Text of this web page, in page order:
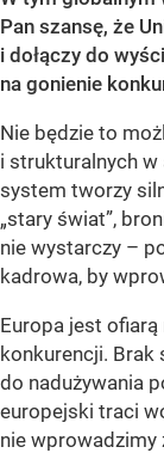
Pan szansę, że
i dołączy do
na gonienie
Nie będzie to
i strukturalnych
system tworzy
„stary świat”,
nie wystarczy –
kadrowa, by
Europa jest
konkurencji. Brak
do nadużywania
europejski traci
nie wprowadzimy